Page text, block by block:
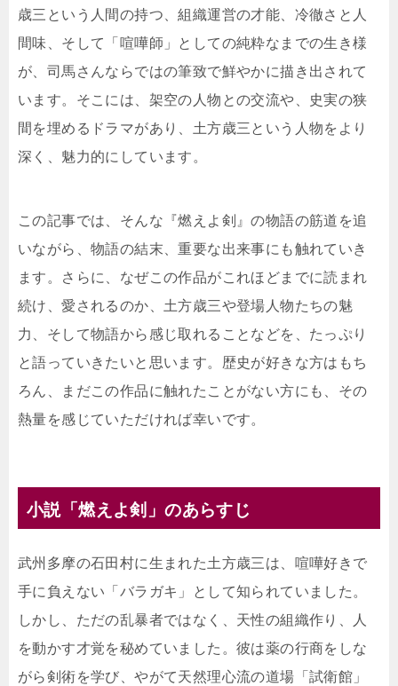
歳三という人間の持つ、組織運営の才能、冷徹さと人
間味、そして「喧嘩師」としての純粋なまでの生き様
が、司馬さんならではの筆致で鮮やかに描き出されて
います。そこには、架空の人物との交流や、史実の狭
間を埋めるドラマがあり、土方歳三という人物をより
深く、魅力的にしています。
この記事では、そんな『燃えよ剣』の物語の筋道を追
いながら、物語の結末、重要な出来事にも触れていき
ます。さらに、なぜこの作品がこれほどまでに読まれ
続け、愛されるのか、土方歳三や登場人物たちの魅
力、そして物語から感じ取れることなどを、たっぷり
と語っていきたいと思います。歴史が好きな方はもち
ろん、まだこの作品に触れたことがない方にも、その
熱量を感じていただければ幸いです。
小説「燃えよ剣」のあらすじ
武州多摩の石田村に生まれた土方歳三は、喧嘩好きで
手に負えない「バラガキ」として知られていました。
しかし、ただの乱暴者ではなく、天性の組織作り、人
を動かす才覚を秘めていました。彼は薬の行商をしな
がら剣術を学び、やがて天然理心流の道場「試衛館」